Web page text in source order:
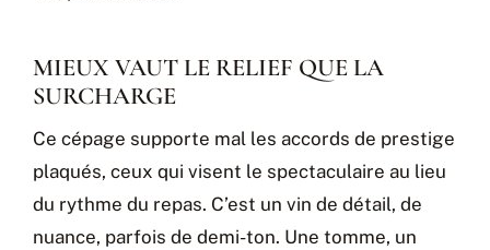
MIEUX VAUT LE RELIEF QUE LA
SURCHARGE
Ce cépage supporte mal les accords de prestige
plaqués, ceux qui visent le spectaculaire au lieu
du rythme du repas. C’est un vin de détail, de
nuance, parfois de demi-ton. Une tomme, un